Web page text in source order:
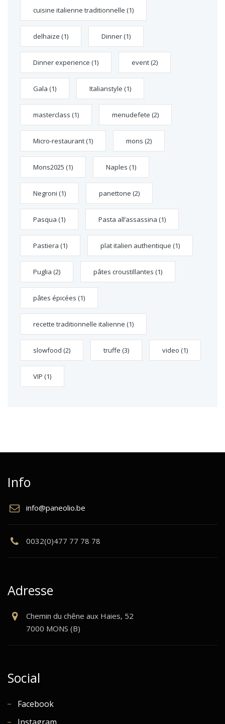
cuisine italienne traditionnelle (1)
delhaize (1) Dinner(1)
Dinner experience (1) event(2)
Gala (1) Italianstyle (1)
masterclass (1) menudefete (2)
Micro-restaurant(1) mons (2)
Mons2025 (1) Naples (1)
Negroni (1) panettone (2)
Pasqua (1) Pasta all’assassina (1)
Pastiera (1) plat italien authentique (1)
Puglia (2) pâtes croustillantes (1)
pâtes épicées (1)
recette traditionnelle italienne (1)
slowfood (2) truffe (3) video (1)
VIP (1)
Info
info@paneolio.be
0032(0)477 77 78 78
Adresse
Chemin du chêne aux Haies, 52
7000 MONS (B)
Social
Facebook